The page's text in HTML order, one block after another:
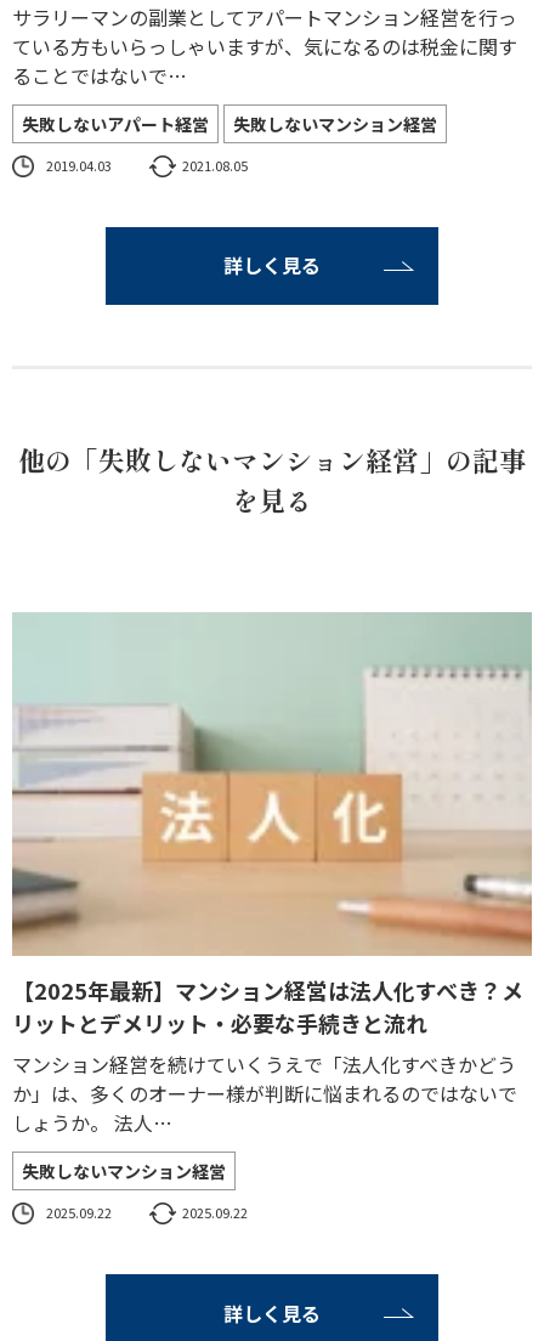
サラリーマンの副業としてアパートマンション経営を行っ
ている方もいらっしゃいますが、気になるのは税金に関す
ることではないで…
失敗しないアパート経営 失敗しないマンション経営
2019.04.03 2021.08.05
詳しく見る
他の「失敗しないマンション経営」の記事
を見る
【2025年最新】マンション経営は法人化すべき？メ
リットとデメリット・必要な手続きと流れ
マンション経営を続けていくうえで「法人化すべきかどう
か」は、多くのオーナー様が判断に悩まれるのではないで
しょうか。 法人…
失敗しないマンション経営
2025.09.22 2025.09.22
詳しく見る